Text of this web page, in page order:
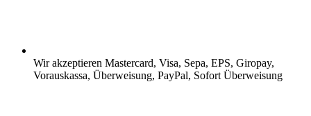
Wir akzeptieren Mastercard, Visa, Sepa, EPS, Giropay,
Vorauskassa, Überweisung, PayPal, Sofort Überweisung